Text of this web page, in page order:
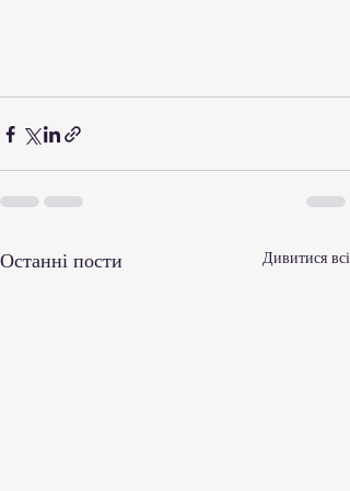
Останні пости Дивитися всі